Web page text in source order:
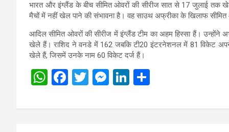
भारत और इंग्लैंड के बीच सीमित ओवरों की सीरीज सात से 17 जुलाई तक
मैचों में नहीं खेल पाने की संभावना है। वह साउथ अफ्रीका के खिलाफ
आदिल सीमित ओवरों की सीरीज में इंग्लैंड टीम का अहम हिस्सा हैं।
खेले हैं। राशिद ने वनडे में 162 जबकि टी20 इंटरनेशनल में 81 विकेट
खेले हैं, जिसमें उनके नाम 60 विकेट दर्ज हैं।
W
at
F
ce
T
tt
M
se
Li
ke ar